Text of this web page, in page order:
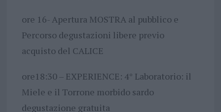
ore 16- Apertura MOSTRA al pubblico e
Percorso degustazioni libere previo
acquisto del CALICE
ore18:30 – EXPERIENCE: 4° Laboratorio: il
Miele e il Torrone morbido sardo
degustazione gratuita